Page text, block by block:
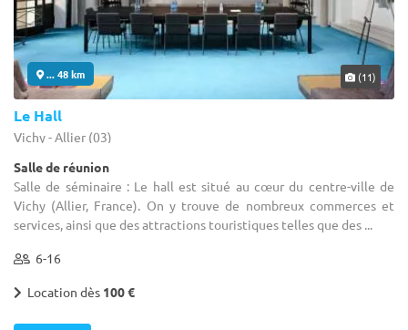
... 48 km (11)
Le Hall
Vichy - Allier (03)
Salle de réunion
Salle de séminaire : Le hall est situé au cœur du centre-ville de
Vichy (Allier, France). On y trouve de nombreux commerces et
services, ainsi que des attractions touristiques telles que des ...
6-16
Location dès 100 €